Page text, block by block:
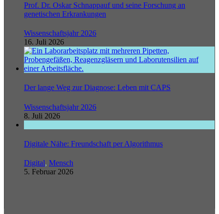
Prof. Dr. Oskar Schnappauf und seine Forschung an
genetischen Erkrankungen
Wissenschaftsjahr 2026
16. Juli 2026
Der lange Weg zur Diagnose: Leben mit CAPS
Wissenschaftsjahr 2026
8. Juli 2026
Digitale Nähe: Freundschaft per Algorithmus
Digital, Mensch
5. Februar 2026